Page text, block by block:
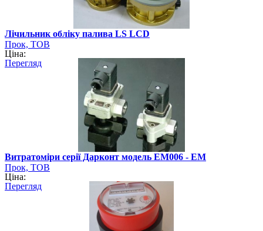
Лічильник обліку палива LS LCD
Прок, ТОВ
Ціна:
Перегляд
Витратоміри серії Дарконт модель ЕМ006 - ЕМ
Прок, ТОВ
Ціна:
Перегляд